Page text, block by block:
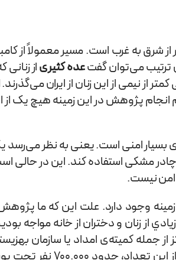
به غرب است. مسیر معمولاً از
ترتیب می‌توان گفتعده كثيریاز
قاچاق می‌شوند كه حدود كمی كمتر از نيمی از اين زنان
پژوهش در این زمینه هیچ یک
امنی است. یعنی به نظر می‌رسد یک
چادر مشکی استفاده کند. این در
امن نیست.
وجود دارد. علت این که ما
از زنان و دختران از خانه مواجه
ولی هیچ یک از مراکز از جمله کمیته‌ی امداد یا